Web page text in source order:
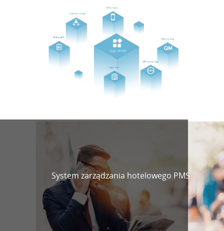
System zarządzania hotelowego PMS